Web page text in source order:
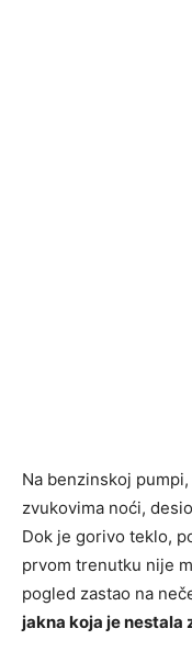
Na benzinskoj
zvukovima noći,
Dok je gorivo teklo,
prvom trenutku nije
pogled zastao na
jakna koja je nestala